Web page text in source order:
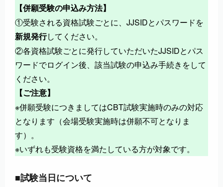
【併願受験の申込み方法】
①受験される資格試験ごとに、JJSIDとパスワードを
新規発行してください。
②各資格試験ごとに発行していただいたJJSIDとパス
ワードでログイン後、該当試験の申込み手続きをして
ください。
【ご注意】
※併願受験につきましてはCBT試験実施時のみの対応
となります（会場受験実施時は併願不可となりま
す）。
※いずれも受験資格を満たしている方が対象です。
■試験当日について